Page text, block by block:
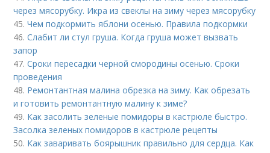
через мясорубку. Икра из свеклы на зиму через мясорубку
45.Чем подкормить яблони осенью. Правила подкормки
46.Слабит ли стул груша. Когда груша может вызвать
запор
47.Сроки пересадки черной смородины осенью. Сроки
проведения
48. Ремонтантная малина обрезка на зиму. Как обрезать
и готовить ремонтантную малину к зиме?
49. Как засолить зеленые помидоры в кастрюле быстро.
Засолка зеленых помидоров в кастрюле рецепты
50. Как заваривать боярышник правильно для сердца. Как